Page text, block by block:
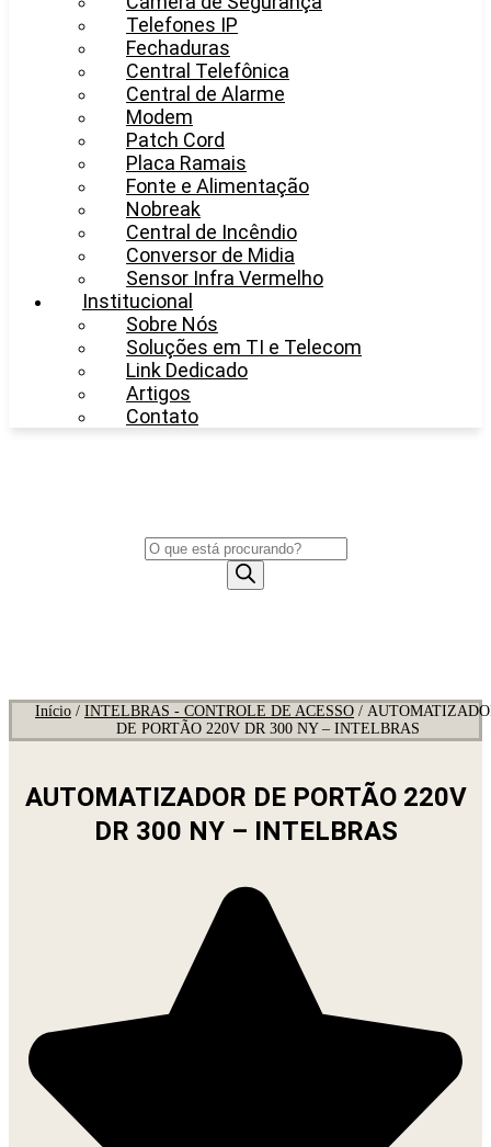
Telefones IP
Fechaduras
Central Telefônica
Central de Alarme
Modem
Patch Cord
Placa Ramais
Fonte e Alimentação
Nobreak
Central de Incêndio
Conversor de Midia
Sensor Infra Vermelho
Institucional
Sobre Nós
Soluções em TI e Telecom
Link Dedicado
Artigos
Contato
Pesquisar
produtos
Início / INTELBRAS - CONTROLE DE ACESSO /
DE PORTÃO 220V DR 300 NY – INTELBRAS
AUTOMATIZADOR DE PORTÃO 220V
DR 300 NY – INTELBRAS